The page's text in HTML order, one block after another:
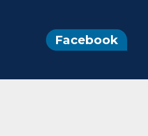
Facebook